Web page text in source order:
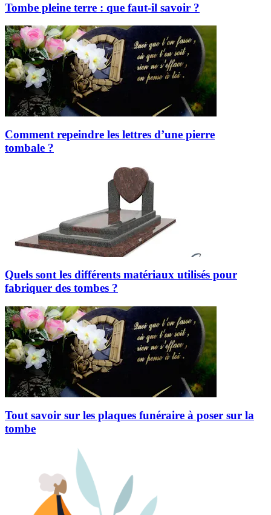
Tombe pleine terre : que faut-il savoir ?
Comment repeindre les lettres d’une pierre
tombale ?
Quels sont les différents matériaux utilisés pour
fabriquer des tombes ?
Tout savoir sur les plaques funéraire à poser sur la
tombe